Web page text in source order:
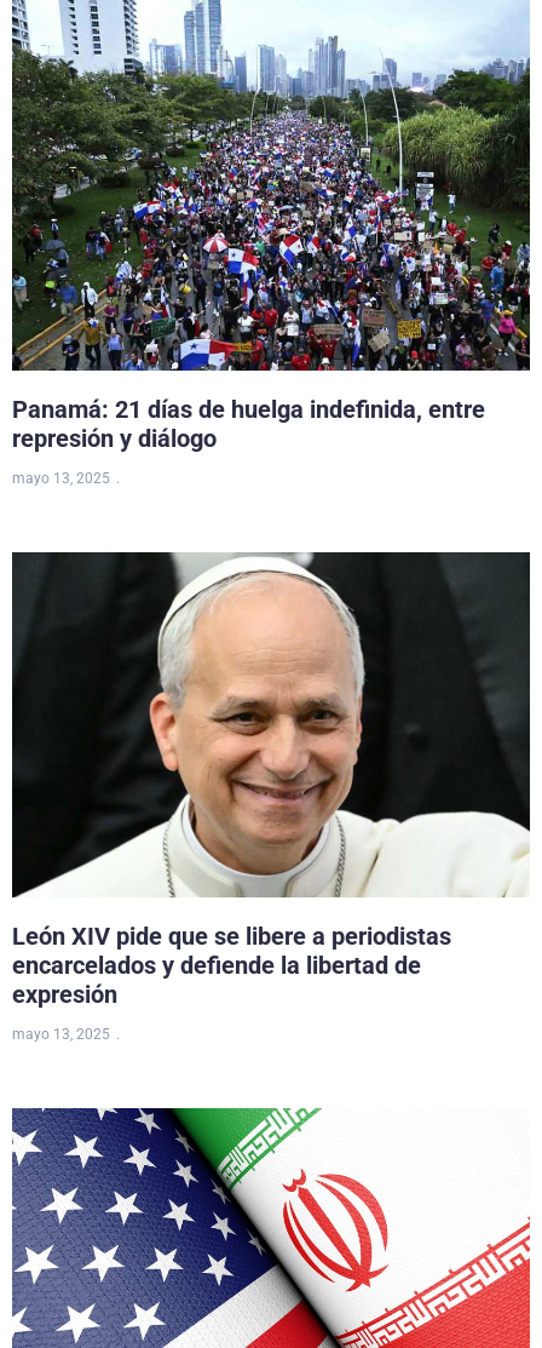
Panamá: 21 días de huelga indefinida, entre
represión y diálogo
mayo 13, 2025
León XIV pide que se libere a periodistas
encarcelados y defiende la libertad de
expresión
mayo 13, 2025